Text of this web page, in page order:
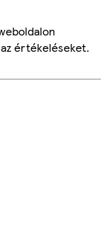
értékeléseket.